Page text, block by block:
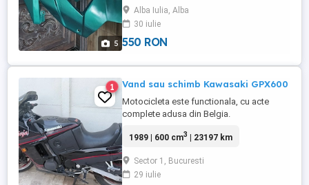
5
complet, unele necesită chituire ușoară
pentru a corecta imperfecțiunile
suprafeței, și apoi revopsite ...
Alba Iulia, Alba
30 iulie
550 RON
1 Vand sau schimb Kawasaki GPX600
Motocicleta este functionala, cu acte
complete adusa din Belgia.
1989 | 600 cm3 | 23197 km
Sector 1, Bucuresti
29 iulie